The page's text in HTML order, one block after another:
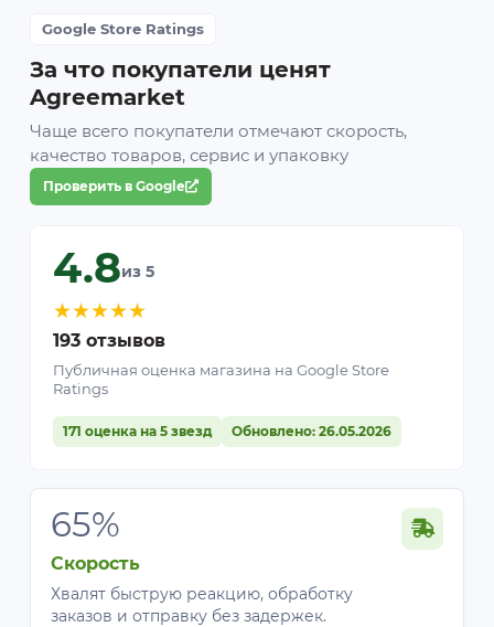
Google Store Ratings
За что покупатели ценят
Agreemarket
Чаще всего покупатели отмечают скорость,
качество товаров, сервис и упаковку
Проверить в Google
4.8из 5
★★★★★
193 отзывов
Публичная оценка магазина на Google Store
Ratings
171 оценка на 5 звезд Обновлено: 26.05.2026
65%
Скорость
Хвалят быструю реакцию, обработку
заказов и отправку без задержек.